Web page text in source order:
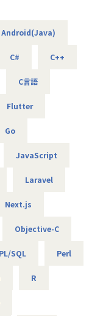
等で大きく見せ
残業代も必然的
研修を準備。
本情報技術者試
による技術者へ
分が歩んでいき
術者のフォロー
Android(Java)
C# C++
C言語
Flutter
Go
JavaScript
Laravel
Next.js
Objective-C
PL/SQL Perl
R